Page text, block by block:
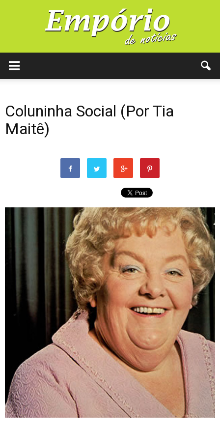
Coluninha Social (Por Tia
Maitê)